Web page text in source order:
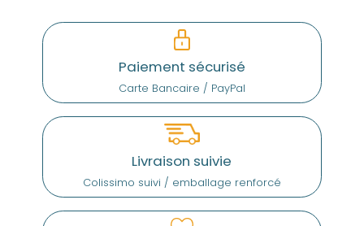
Paiement sécurisé
Carte Bancaire / PayPal
Livraison suivie
Colissimo suivi / emballage renforcé